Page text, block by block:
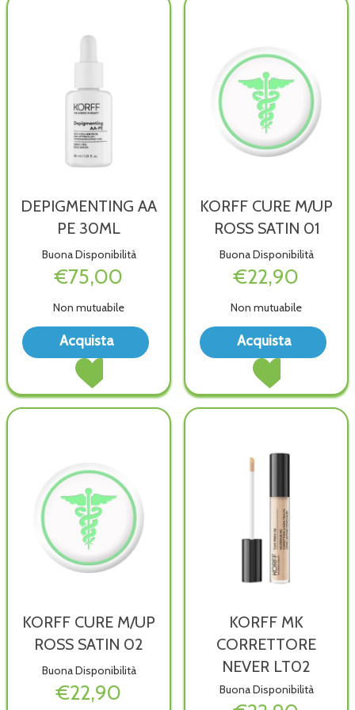
DEPIGMENTING AA
PE 30ML
Buona Disponibilità
€75,00
Non mutuabile
Acquista
Acquista DEPIGMENTING
PE
30ML al
Acquista DEPIGMENTING
30ML alla
wishlist
KORFF CURE M/UP
ROSS SATIN 01
Buona Disponibilità
€22,90
Non mutuabile
Acquista
Acquista KORFF
M/UP
ROSS
carrello
01
KORFF CURE M/UP
ROSS SATIN 02
Buona Disponibilità
€22,90
KORFF MK
CORRETTORE
NEVER LT02
Buona Disponibilità